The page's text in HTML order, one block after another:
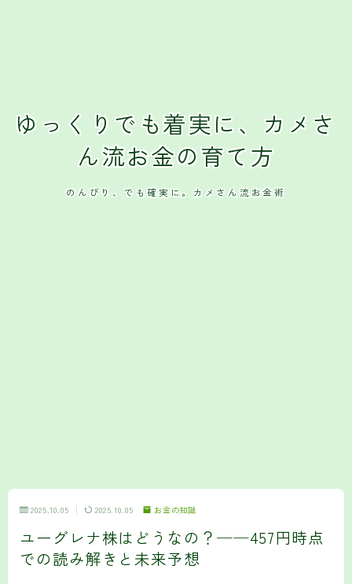
ゆっくりでも着実に、カメさ
ん流お金の育て方
のんびり、でも確実に。カメさん流お金術
2025.10.05 2025.10.05 お金の知識
ユーグレナ株はどうなの？──457円時点
での読み解きと未来予想